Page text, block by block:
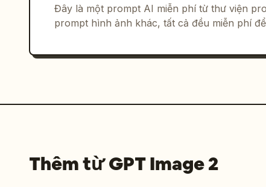
Đây là một prompt AI miễn phí từ thư viện
prompt hình ảnh khác, tất cả đều miễn phí
Thêm từ GPT Image 2